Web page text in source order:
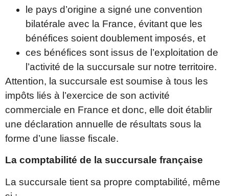
le pays d’origine a signé une convention
bilatérale avec la France, évitant que les
bénéfices soient doublement imposés, et
ces bénéfices sont issus de l’exploitation de
l’activité de la succursale sur notre territoire.
Attention, la succursale est soumise à tous les
impôts liés à l’exercice de son activité
commerciale en France et donc, elle doit établir
une déclaration annuelle de résultats sous la
forme d’une liasse fiscale.
La comptabilité de la succursale française
La succursale tient sa propre comptabilité, même